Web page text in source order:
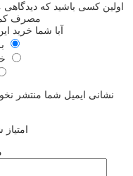
اولین کسی باشید که
مصرف
آبا شما خرید
نشانی ایمیل شما منتشر